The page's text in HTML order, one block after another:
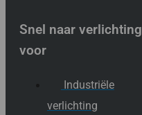
Snel naar verlichting
voor
Industriële
verlichting